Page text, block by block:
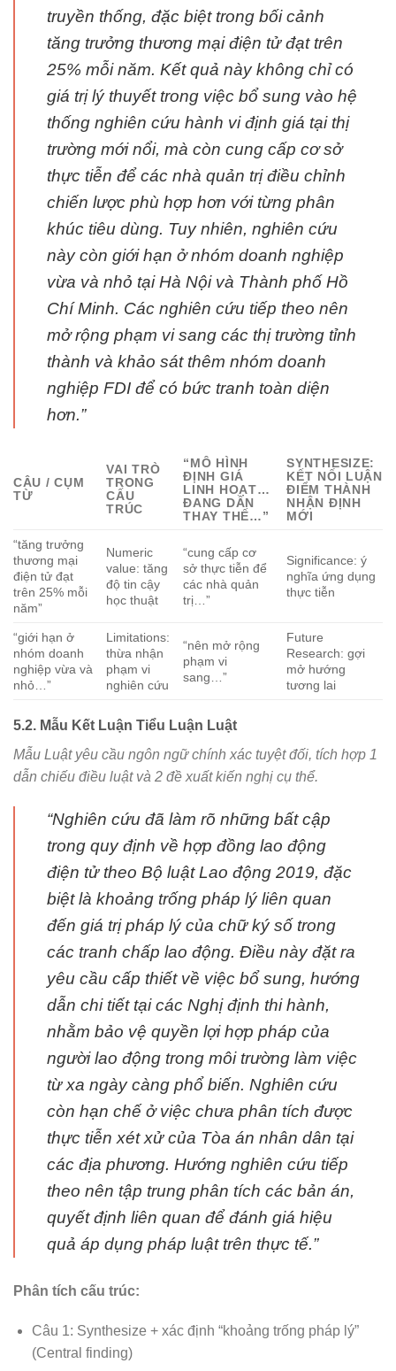
truyền thống, đặc biệt trong bối cảnh
tăng trưởng thương mại điện tử đạt trên
25% mỗi năm. Kết quả này không chỉ có
giá trị lý thuyết trong việc bổ sung vào hệ
thống nghiên cứu hành vi định giá tại thị
trường mới nổi, mà còn cung cấp cơ sở
thực tiễn để các nhà quản trị điều chỉnh
chiến lược phù hợp hơn với từng phân
khúc tiêu dùng. Tuy nhiên, nghiên cứu
này còn giới hạn ở nhóm doanh nghiệp
vừa và nhỏ tại Hà Nội và Thành phố Hồ
Chí Minh. Các nghiên cứu tiếp theo nên
mở rộng phạm vi sang các thị trường tỉnh
thành và khảo sát thêm nhóm doanh
nghiệp FDI để có bức tranh toàn diện
hơn.”
CÂU / CỤM
TỪ
VAI TRÒ
TRONG
CẤU
TRÚC
“MÔ HÌNH
ĐỊNH GIÁ
LINH HOẠT…
ĐANG DẦN
THAY THẾ…”
SYNTHESIZE:
KẾT NỐI LUẬN
ĐIỂM THÀNH
NHẬN ĐỊNH
MỚI
“tăng trưởng
thương mại
điện tử đạt
trên 25% mỗi
năm”
Numeric
value: tăng
độ tin cậy
học thuật
“cung cấp cơ
sở thực tiễn để
các nhà quản
trị…”
Significance: ý
nghĩa ứng dụng
thực tiễn
“giới hạn ở
nhóm doanh
nghiệp vừa và
nhỏ…”
Limitations:
thừa nhận
phạm vi
nghiên cứu
“nên mở rộng
phạm vi
sang…”
Future
Research: gợi
mở hướng
tương lai
5.2. Mẫu Kết Luận Tiểu Luận Luật
Mẫu Luật yêu cầu ngôn ngữ chính xác tuyệt đối, tích hợp 1
dẫn chiếu điều luật và 2 đề xuất kiến nghị cụ thể.
“Nghiên cứu đã làm rõ những bất cập
trong quy định về hợp đồng lao động
điện tử theo Bộ luật Lao động 2019, đặc
biệt là khoảng trống pháp lý liên quan
đến giá trị pháp lý của chữ ký số trong
các tranh chấp lao động. Điều này đặt ra
yêu cầu cấp thiết về việc bổ sung, hướng
dẫn chi tiết tại các Nghị định thi hành,
nhằm bảo vệ quyền lợi hợp pháp của
người lao động trong môi trường làm việc
từ xa ngày càng phổ biến. Nghiên cứu
còn hạn chế ở việc chưa phân tích được
thực tiễn xét xử của Tòa án nhân dân tại
các địa phương. Hướng nghiên cứu tiếp
theo nên tập trung phân tích các bản án,
quyết định liên quan để đánh giá hiệu
quả áp dụng pháp luật trên thực tế.”
Phân tích cấu trúc:
Câu 1: Synthesize + xác định “khoảng trống pháp lý”
(Central finding)